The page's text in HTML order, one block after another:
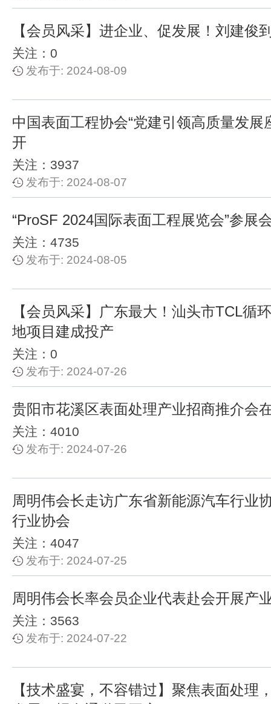
【会员风采】进企业、促发展！刘建俊
关注：0
发布于: 2024-08-09
中国表面工程协会“党建引领高质量发展
开
关注：3937
发布于: 2024-08-07
“ProSF 2024国际表面工程展览会”参展
关注：4735
发布于: 2024-08-05
【会员风采】广东最大！汕头市TCL循
地项目建成投产
关注：0
发布于: 2024-07-26
贵阳市花溪区表面处理产业招商推介会
关注：4010
发布于: 2024-07-26
周明伟会长走访广东省新能源汽车行业
行业协会
关注：4047
发布于: 2024-07-25
周明伟会长率会员企业代表赴会开展产
关注：3563
发布于: 2024-07-22
【技术盛宴，不容错过】聚焦表面处理